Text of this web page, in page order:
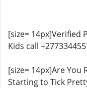
[size= 14px]Verified
Kids call
[size= 14px]Are You
Starting to Tick